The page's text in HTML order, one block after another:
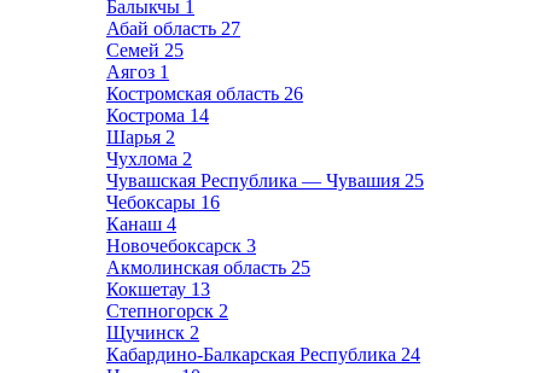
Балыкчы 1
Абай область 27
Семей 25
Аягоз 1
Костромская область 26
Кострома 14
Шарья 2
Чухлома 2
Чувашская Республика — Чувашия 25
Чебоксары 16
Канаш 4
Новочебоксарск 3
Акмолинская область 25
Кокшетау 13
Степногорск 2
Щучинск 2
Кабардино-Балкарская Республика 24